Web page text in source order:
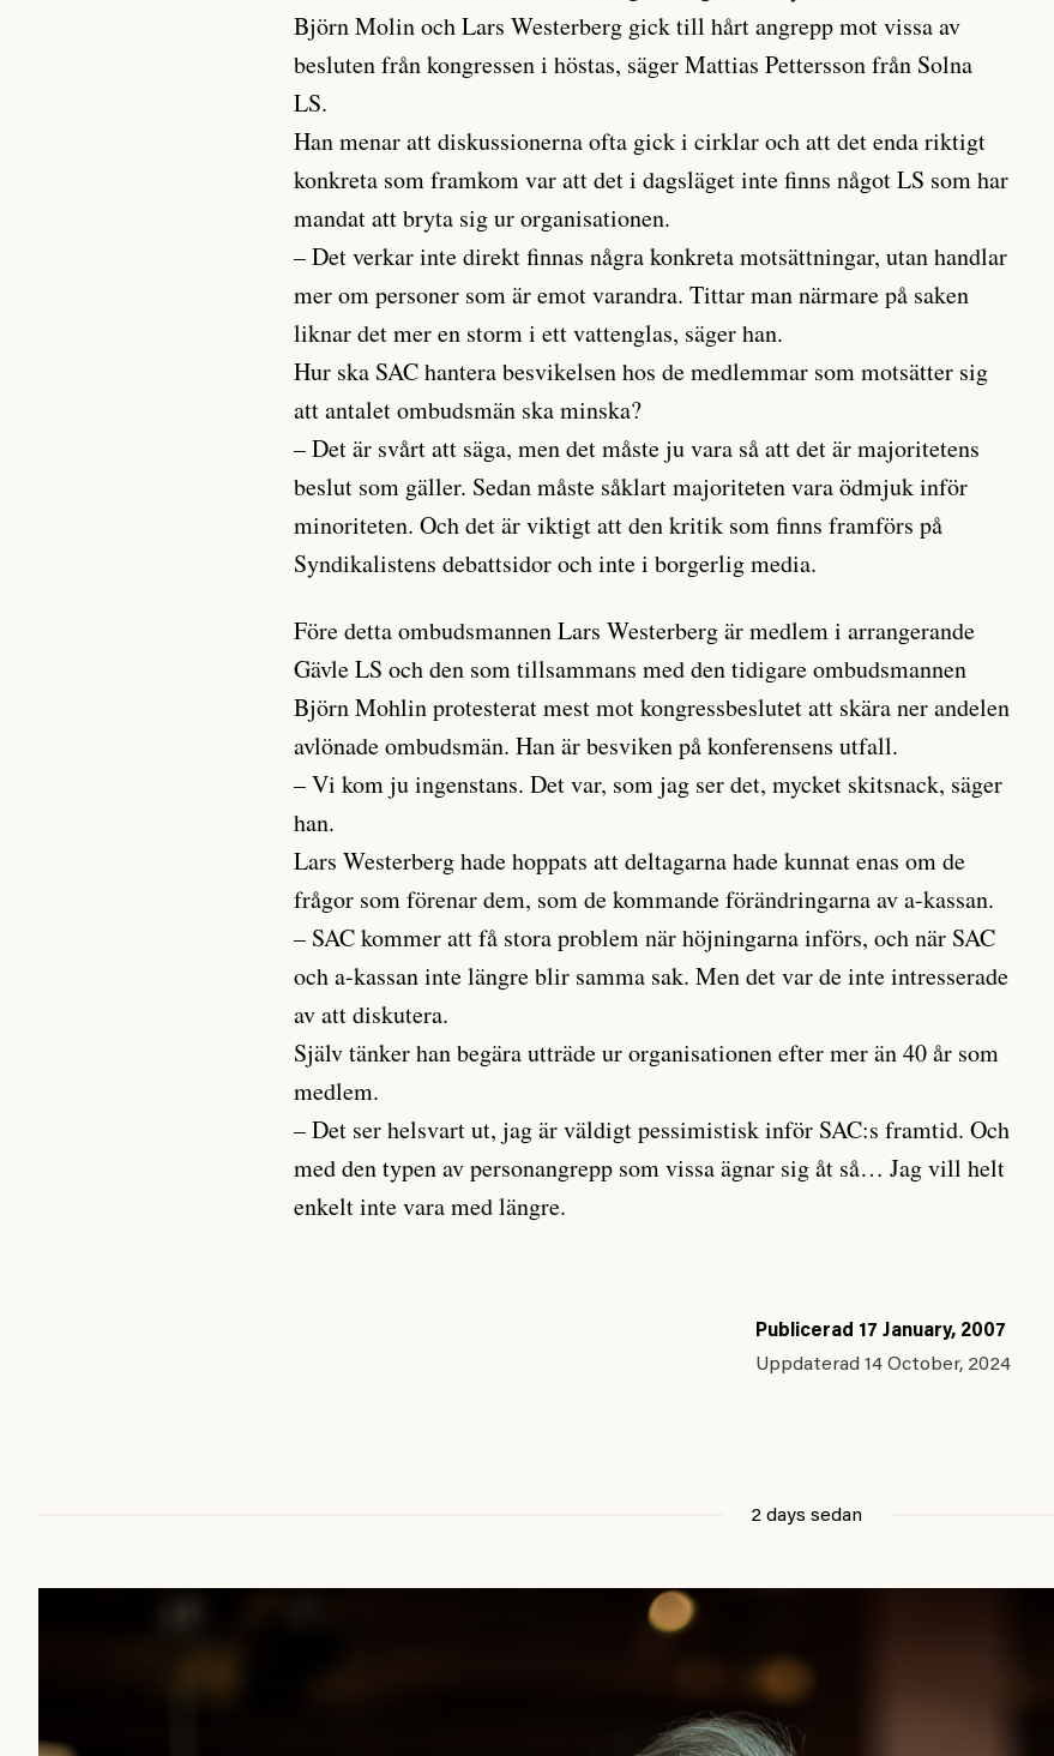
Björn Molin och Lars Westerberg gick till hårt angrepp mot vissa av
besluten från kongressen i höstas, säger Mattias Pettersson från Solna
LS.
Han menar att diskussionerna ofta gick i cirklar och att det enda riktigt
konkreta som framkom var att det i dagsläget inte finns något LS som har
mandat att bryta sig ur organisationen.
– Det verkar inte direkt finnas några konkreta motsättningar, utan handlar
mer om personer som är emot varandra. Tittar man närmare på saken
liknar det mer en storm i ett vattenglas, säger han.
Hur ska SAC hantera besvikelsen hos de medlemmar som motsätter sig
att antalet ombudsmän ska minska?
– Det är svårt att säga, men det måste ju vara så att det är majoritetens
beslut som gäller. Sedan måste såklart majoriteten vara ödmjuk inför
minoriteten. Och det är viktigt att den kritik som finns framförs på
Syndikalistens debattsidor och inte i borgerlig media.
Före detta ombudsmannen Lars Westerberg är medlem i arrangerande
Gävle LS och den som tillsammans med den tidigare ombudsmannen
Björn Mohlin protesterat mest mot kongressbeslutet att skära ner andelen
avlönade ombudsmän. Han är besviken på konferensens utfall.
– Vi kom ju ingenstans. Det var, som jag ser det, mycket skitsnack, säger
han.
Lars Westerberg hade hoppats att deltagarna hade kunnat enas om de
frågor som förenar dem, som de kommande förändringarna av a-kassan.
– SAC kommer att få stora problem när höjningarna införs, och när SAC
och a-kassan inte längre blir samma sak. Men det var de inte intresserade
av att diskutera.
Själv tänker han begära utträde ur organisationen efter mer än 40 år som
medlem.
– Det ser helsvart ut, jag är väldigt pessimistisk inför SAC:s framtid. Och
med den typen av personangrepp som vissa ägnar sig åt så… Jag vill helt
enkelt inte vara med längre.
Publicerad 17 January, 2007
Uppdaterad 14 October, 2024
2 days sedan